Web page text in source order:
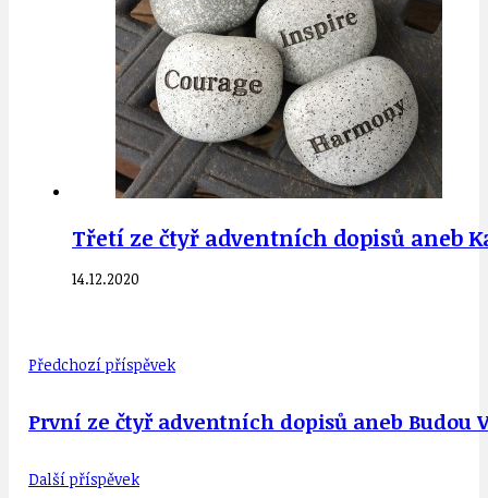
Třetí ze čtyř adventních dopisů aneb
14.12.2020
Předchozí příspěvek
První ze čtyř adventních dopisů aneb Budou
Další příspěvek